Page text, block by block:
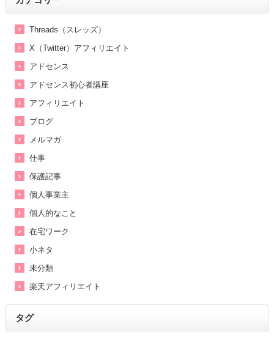
Threads（スレッズ）
X（Twitter）アフィリエイト
アドセンス
アドセンス初心者講座
アフィリエイト
ブログ
メルマガ
仕事
保護記事
個人事業主
個人的なこと
在宅ワーク
小ネタ
未分類
楽天アフィリエイト
タグ